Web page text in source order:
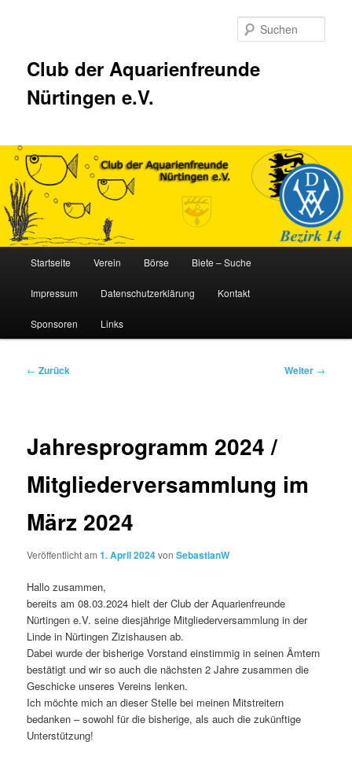
Club der Aquarienfreunde
Nürtingen e.V.
Startseite Verein Börse Biete – Suche
Impressum Datenschutzerklärung Kontakt
Sponsoren Links
Beitragsnavigation
← Zurück Weiter →
Jahresprogramm 2024 /
Mitgliederversammlung im
März 2024
Veröffentlicht am1. April 2024vonSebastianW
Hallo zusammen,
bereits am 08.03.2024 hielt der Club der Aquarienfreunde
Nürtingen e.V. seine diesjährige Mitgliederversammlung in der
Linde in Nürtingen Zizishausen ab.
Dabei wurde der bisherige Vorstand einstimmig in seinen Ämtern
bestätigt und wir so auch die nächsten 2 Jahre zusammen die
Geschicke unseres Vereins lenken.
Ich möchte mich an dieser Stelle bei meinen Mitstreitern
bedanken – sowohl für die bisherige, als auch die zukünftige
Unterstützung!